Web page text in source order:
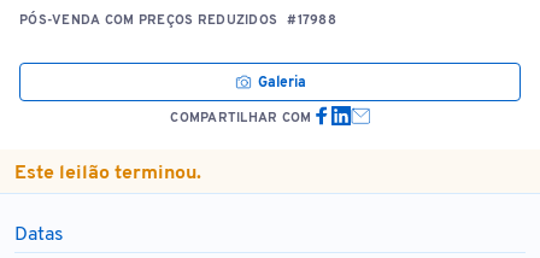
PÓS-VENDA COM PREÇOS REDUZIDOS #17988
Galeria
COMPARTILHAR COM
Este leilão terminou.
Datas